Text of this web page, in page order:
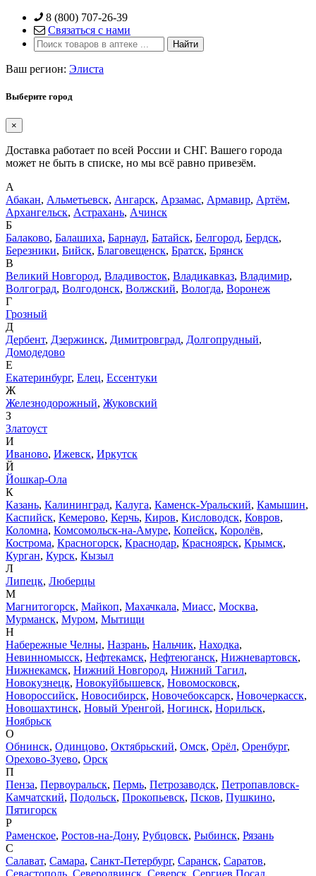
Skip
content
8 (800) 707-26-39
Связаться с нами
Ваш регион: Элиста
Выберите город
×
Доставка работает по всей России и СНГ. Вашего города
может не быть в списке, но мы всё равно привезём.
А
Абакан, Альметьевск, Ангарск, Арзамас, Армавир, Артём,
Архангельск, Астрахань, Ачинск
Б
Балаково, Балашиха, Барнаул, Батайск, Белгород, Бердск,
Березники, Бийск, Благовещенск, Братск, Брянск
В
Великий Новгород, Владивосток, Владикавказ, Владимир,
Волгоград, Волгодонск, Волжский, Вологда, Воронеж
Г
Грозный
Д
Дербент, Дзержинск, Димитровград, Долгопрудный,
Домодедово
Е
Екатеринбург, Елец, Ессентуки
Ж
Железнодорожный, Жуковский
З
Златоуст
И
Иваново, Ижевск, Иркутск
Й
Йошкар-Ола
К
Казань, Калининград, Калуга, Каменск-Уральский, Камышин,
Каспийск, Кемерово, Керчь, Киров, Кисловодск, Ковров,
Коломна, Комсомольск-на-Амуре, Копейск, Королёв,
Кострома, Красногорск, Краснодар, Красноярск, Крымск,
Курган, Курск, Кызыл
Л
Липецк, Люберцы
М
Магнитогорск, Майкоп, Махачкала, Миасс, Москва,
Мурманск, Муром, Мытищи
Н
Набережные Челны, Назрань, Нальчик, Находка,
Невинномысск, Нефтекамск, Нефтеюганск, Нижневартовск,
Нижнекамск, Нижний Новгород, Нижний Тагил,
Новокузнецк, Новокуйбышевск, Новомосковск,
Новороссийск, Новосибирск, Новочебоксарск, Новочеркасск,
Новошахтинск, Новый Уренгой, Ногинск, Норильск,
Ноябрьск
О
Обнинск, Одинцово, Октябрьский, Омск, Орёл, Оренбург,
Орехово-Зуево, Орск
П
Пенза, Первоуральск, Пермь, Петрозаводск, Петропавловск-
Камчатский, Подольск, Прокопьевск, Псков, Пушкино,
Пятигорск
Р
Раменское, Ростов-на-Дону, Рубцовск, Рыбинск, Рязань
С
Салават, Самара, Санкт-Петербург, Саранск, Саратов,